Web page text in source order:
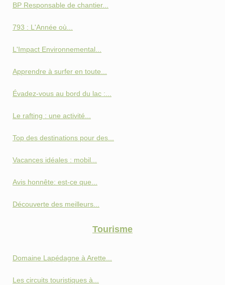
BP Responsable de chantier...
793 : L'Année où...
L'Impact Environnemental...
Apprendre à surfer en toute...
Évadez-vous au bord du lac :...
Le rafting : une activité...
Top des destinations pour des...
Vacances idéales : mobil...
Avis honnête: est-ce que...
Découverte des meilleurs...
Tourisme
Domaine Lapédagne à Arette...
Les circuits touristiques à...